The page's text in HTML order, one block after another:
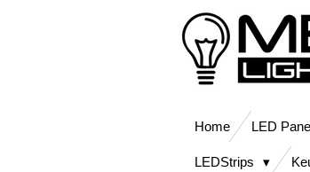
Home LED
LEDStrips